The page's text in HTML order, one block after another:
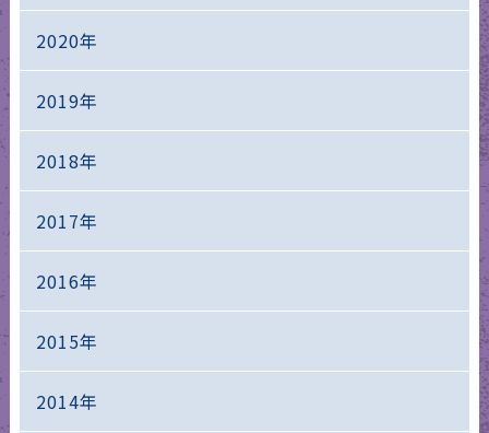
2020年
2019年
2018年
2017年
2016年
2015年
2014年